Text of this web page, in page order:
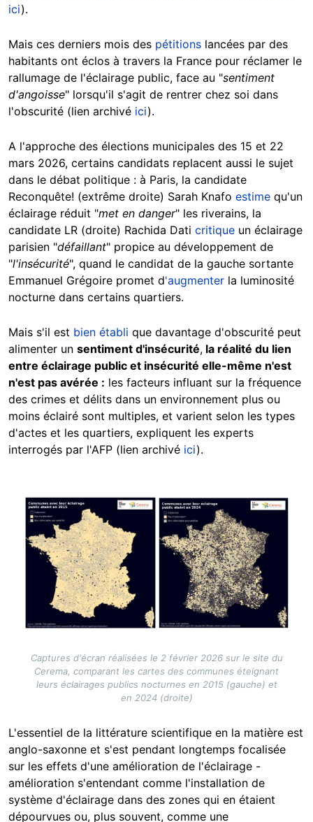
ici).
Mais ces derniers mois des pétitions lancées par des
habitants ont éclos à travers la France pour réclamer le
rallumage de l'éclairage public, face au "sentiment
d'angoisse" lorsqu'il s'agit de rentrer chez soi dans
l'obscurité (lien archivé ici).
A l'approche des élections municipales des 15 et 22
mars 2026, certains candidats replacent aussi le sujet
dans le débat politique : à Paris, la candidate
Reconquête! (extrême droite) Sarah Knafo estime qu'un
éclairage réduit "met en danger" les riverains, la
candidate LR (droite) Rachida Dati critique un éclairage
parisien "défaillant" propice au développement de
"l'insécurité", quand le candidat de la gauche sortante
Emmanuel Grégoire promet d'augmenter la luminosité
nocturne dans certains quartiers.
Mais s'il est bien établi que davantage d'obscurité peut
alimenter un sentiment d'insécurité, la réalité du lien
entre éclairage public et insécurité elle-même n'est
n'est pas avérée : les facteurs influant sur la fréquence
des crimes et délits dans un environnement plus ou
moins éclairé sont multiples, et varient selon les types
d'actes et les quartiers, expliquent les experts
interrogés par l'AFP (lien archivé ici).
Image
Captures d'écran réalisées le 2 février 2026 sur le site du
Cerema, comparant les cartes des communes éteignant
leurs éclairages publics nocturnes en 2015 (gauche) et
en 2024 (droite)
L'essentiel de la littérature scientifique en la matière est
anglo-saxonne et s'est pendant longtemps focalisée
sur les effets d'une amélioration de l'éclairage -
amélioration s'entendant comme l'installation de
système d'éclairage dans des zones qui en étaient
dépourvues ou, plus souvent, comme une